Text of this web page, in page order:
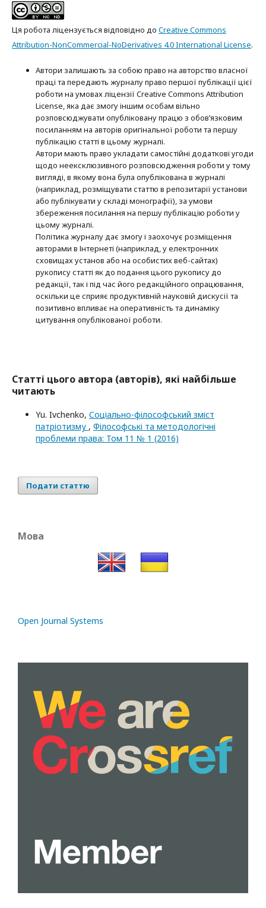
Ця робота ліцензується відповідно до Creative Commons
Attribution-NonCommercial-NoDerivatives 4.0 International License.
Автори залишають за собою право на авторство власної
праці та передають журналу право першої публікації цієї
роботи на умовах ліцензії Creative Commons Attribution
License, яка дає змогу іншим особам вільно
розповсюджувати опубліковану працю з обов’язковим
посиланням на авторів оригінальної роботи та першу
публікацію статті в цьому журналі.
Автори мають право укладати самостійні додаткові угоди
щодо неексклюзивного розповсюдження роботи у тому
вигляді, в якому вона була опублікована в журналі
(наприклад, розміщувати статтю в репозитарії установи
або публікувати у складі монографії), за умови
збереження посилання на першу публікацію роботи у
цьому журналі.
Політика журналу дає змогу і заохочує розміщення
авторами в Інтернеті (наприклад, у електронних
сховищах установ або на особистих веб-сайтах)
рукопису статті як до подання цього рукопису до
редакції, так і під час його редакційного опрацювання,
оскільки це сприяє продуктивній науковій дискусії та
позитивно впливає на оперативність та динаміку
цитування опублікованої роботи.
Статті цього автора (авторів), які найбільше
читають
Yu. Ivchenko, Соціально-філософський зміст
патріотизму , Філософські та методологічні
проблеми права: Том 11 № 1 (2016)
Подати статтю
Мова
Open Journal Systems